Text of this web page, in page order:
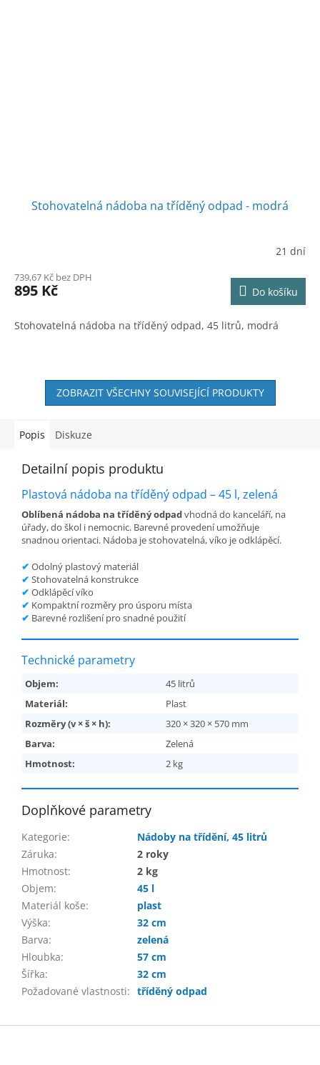
Stohovatelná nádoba na tříděný odpad - modrá
21 dní
739,67 Kč bez DPH
895 Kč Do košíku
Stohovatelná nádoba na tříděný odpad, 45 litrů, modrá
ZOBRAZIT VŠECHNY SOUVISEJÍCÍ PRODUKTY
Popis Diskuze
Detailní popis produktu
Plastová nádoba na tříděný odpad – 45 l, zelená
Oblíbená nádoba na tříděný odpadvhodná do kanceláří, na
úřady, do škol i nemocnic. Barevné provedení umožňuje
snadnou orientaci. Nádoba je stohovatelná, víko je odklápěcí.
✔ Odolný plastový materiál
✔ Stohovatelná konstrukce
✔ Odklápěcí víko
✔ Kompaktní rozměry pro úsporu místa
✔ Barevné rozlišení pro snadné použití
Technické parametry
Objem:
45 litrů
Materiál:
Plast
Rozměry (v × š × h):
320 × 320 × 570 mm
Barva:
Zelená
Hmotnost:
2 kg
Doplňkové parametry
Kategorie:
Nádoby na třídění, 45 litrů
Záruka:
2 roky
Hmotnost:
2 kg
Objem:
45 l
Materiál koše:
plast
Výška:
32 cm
Barva:
zelená
Hloubka:
57 cm
Šířka:
32 cm
Požadované vlastnosti: tříděný odpad
Z